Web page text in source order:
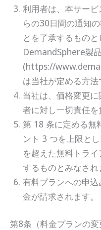
利用者は、本サー
らの30日間の通知
とを了承するもの
DemandSphere製
(https://
は当社が定める方法
当社は、価格変更
者に対し一切責任を
第 18 条に定める無
ント 3 つを上限と
を超えた無料トラ
するものとみなされ
有料プランへの申
金が請求されます。
第8条（料金プランの変